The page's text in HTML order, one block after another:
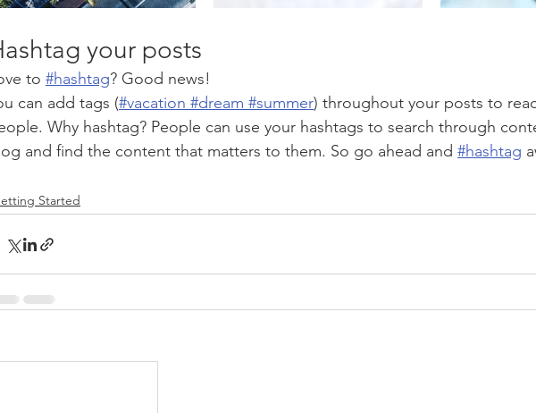
your posts
to #hashtag? Good news!
can add tags (#vacation #dream #summer) throughout your posts to
Why hashtag? People can use your hashtags to search through
and find the content that matters to them. So go ahead and #hashtag
Started